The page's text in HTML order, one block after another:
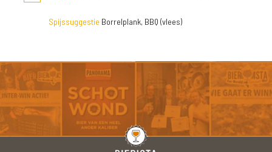
Spijssuggestie Borrelplank, BBQ (vlees)